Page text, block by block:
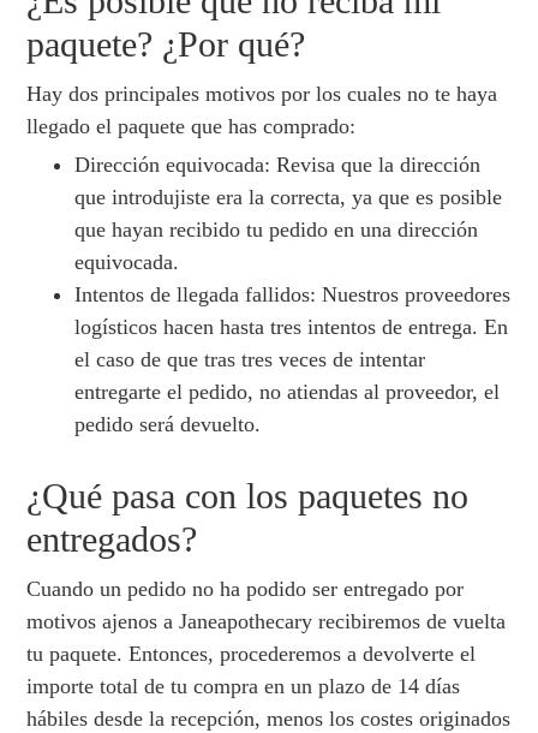
paquete? ¿Por qué?
Hay dos principales motivos por los cuales no te haya
llegado el paquete que has comprado:
Dirección equivocada: Revisa que la dirección
que introdujiste era la correcta, ya que es posible
que hayan recibido tu pedido en una dirección
equivocada.
Intentos de llegada fallidos: Nuestros proveedores
logísticos hacen hasta tres intentos de entrega. En
el caso de que tras tres veces de intentar
entregarte el pedido, no atiendas al proveedor, el
pedido será devuelto.
¿Qué pasa con los paquetes no
entregados?
Cuando un pedido no ha podido ser entregado por
motivos ajenos a Janeapothecary recibiremos de vuelta
tu paquete. Entonces, procederemos a devolverte el
importe total de tu compra en un plazo de 14 días
hábiles desde la recepción, menos los costes originados